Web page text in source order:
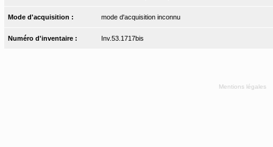
Mode d'acquisition : mode d'acquisition inconnu
Numéro d'inventaire : Inv.53.1717bis
Mentions légales